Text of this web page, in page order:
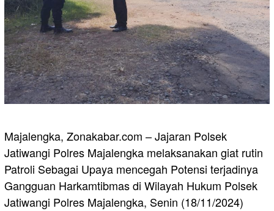
Majalengka, Zonakabar.com – Jajaran Polsek
Jatiwangi Polres Majalengka melaksanakan giat rutin
Patroli Sebagai Upaya mencegah Potensi terjadinya
Gangguan Harkamtibmas di Wilayah Hukum Polsek
Jatiwangi Polres Majalengka, Senin (18/11/2024)